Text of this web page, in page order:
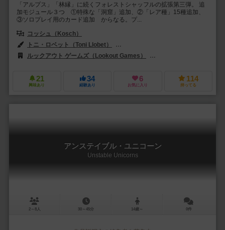
「アルプス」「林縁」に続くフォレストシャッフルの拡張第三弾。 追
加モジュール３つ ①特殊な「洞窟」追加、②「レア種」15種追加、
③ソロプレイ用のカード追加 からなる。プ...
コッシュ（Kosch）
トニ・ロベット（Toni Llobet）
ルックアウト ゲームズ（Lookout Games）
21
興味あり
34
経験あり
6
お気に入り
114
持ってる
アンステイブル・ユニコーン
Unstable Unicorns
2～8人 30～45分 14歳～ 0件